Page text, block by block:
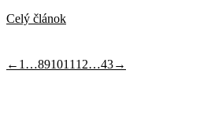
Celý článok
← 1 …891011 12…43→